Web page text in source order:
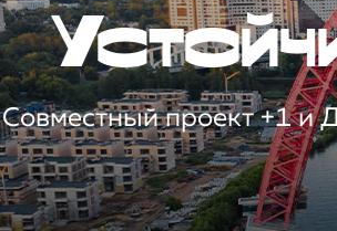
Совместный проект +1 и